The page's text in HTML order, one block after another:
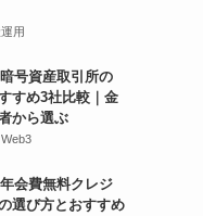
用
暗号資産取引所の
すめ3社比較｜金
から選ぶ
年会費無料クレジ
選び方とおすすめ